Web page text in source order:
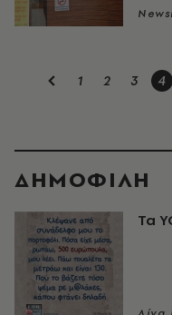
1 2 3 4
ΔΗΜΟΦΙΛΗ
Τα